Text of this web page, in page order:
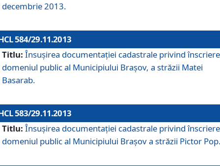
decembrie 2013.
584/29.11.2013
Titlu: Însuşirea documentaţiei cadastrale privind
domeniul public al Municipiului Braşov, a străzii Matei
Basarab.
583/29.11.2013
Titlu: Însuşirea documentaţiei cadastrale privind
domeniul public al Municipiului Braşov a străzii Pictor